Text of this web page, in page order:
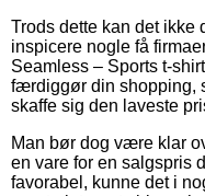
Trods dette kan det ikke
inspicere nogle få
Seamless – Sports t-
færdiggør din shopping,
skaffe sig den laveste
Man bør dog være klar
en vare for en salgspris
favorabel, kunne det i